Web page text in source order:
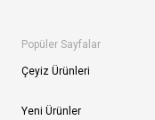
Popüler Sayfalar
Çeyiz Ürünleri
Yeni Ürünler